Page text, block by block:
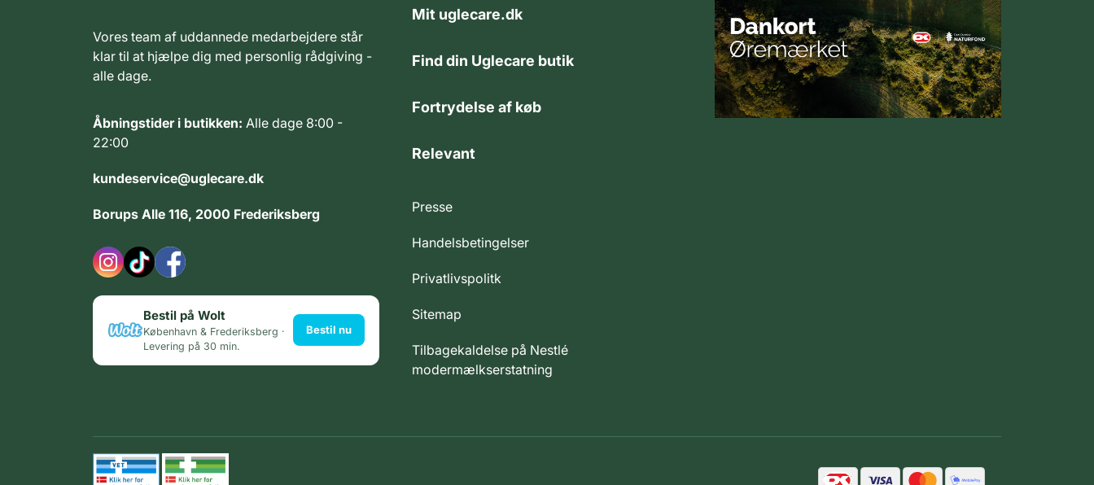
Vores team af uddannede medarbejdere står
klar til at hjælpe dig med personlig rådgiving -
alle dage.
Åbningstider i butikken: Alle dage 8:00 -
22:00
kundeservice@uglecare.dk
Borups Alle 116, 2000 Frederiksberg
Bestil på Wolt
København & Frederiksberg ·
Levering på 30 min.
Bestil nu
Mit uglecare.dk
Find din Uglecare butik
Fortrydelse af køb
Relevant
Presse
Handelsbetingelser
Privatlivspolitk
Sitemap
Tilbagekaldelse på Nestlé
modermælkserstatning